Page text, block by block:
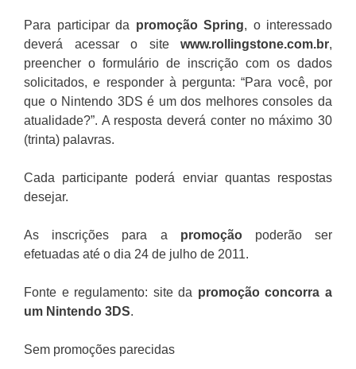
Para participar da promoção Spring, o interessado
deverá acessar o site www.rollingstone.com.br,
preencher o formulário de inscrição com os dados
solicitados, e responder à pergunta: “Para você, por
que o Nintendo 3DS é um dos melhores consoles da
atualidade?”. A resposta deverá conter no máximo 30
(trinta) palavras.
Cada participante poderá enviar quantas respostas
desejar.
As inscrições para a promoçãopoderão ser
efetuadas até o dia 24 de julho de 2011.
Fonte e regulamento: site da promoção concorra a
um Nintendo 3DS.
Sem promoções parecidas